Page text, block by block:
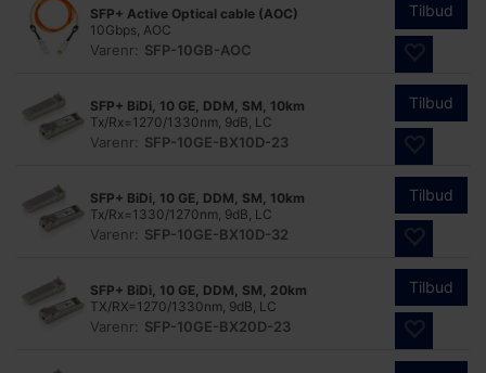
SFP+ Active Optical cable (AOC)
10Gbps, AOC
Varenr: SFP-10GB-AOC
Tilbud
SFP+ BiDi, 10 GE, DDM, SM, 10km
Tx/Rx=1270/1330nm, 9dB, LC
Varenr: SFP-10GE-BX10D-23
Tilbud
SFP+ BiDi, 10 GE, DDM, SM, 10km
Tx/Rx=1330/1270nm, 9dB, LC
Varenr: SFP-10GE-BX10D-32
Tilbud
SFP+ BiDi, 10 GE, DDM, SM, 20km
TX/RX=1270/1330nm, 9dB, LC
Varenr: SFP-10GE-BX20D-23
Tilbud